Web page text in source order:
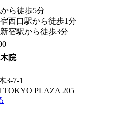
ら徒歩5分
西口駅から徒歩1分
宿駅から徒歩3分
院
3-7-1
TOKYO PLAZA 205